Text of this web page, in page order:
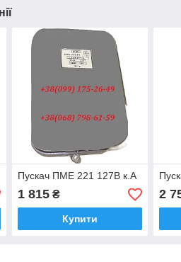
Пускач ПМЕ 221 127В к.А
1 815₴
Купити
2